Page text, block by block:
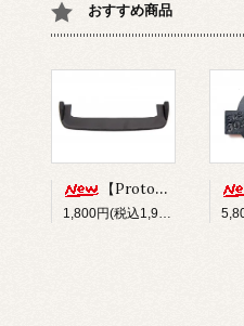
おすすめ商品
【Prototype34】フロントディフューザー
1,800円(税込1,980円)